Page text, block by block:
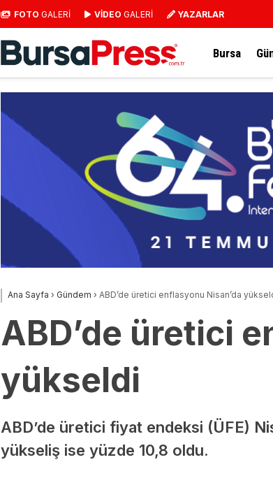
FOTO GALERİ VİDEO GALERİ YAZARLAR
Bursa
Ana Sayfa › Gündem › ABD’de üretici enflasyonu Nisan’da
ABD’de üretici
yükseldi
ABD’de üretici fiyat endeksi (ÜFE)
yükseliş ise yüzde 10,8 oldu.